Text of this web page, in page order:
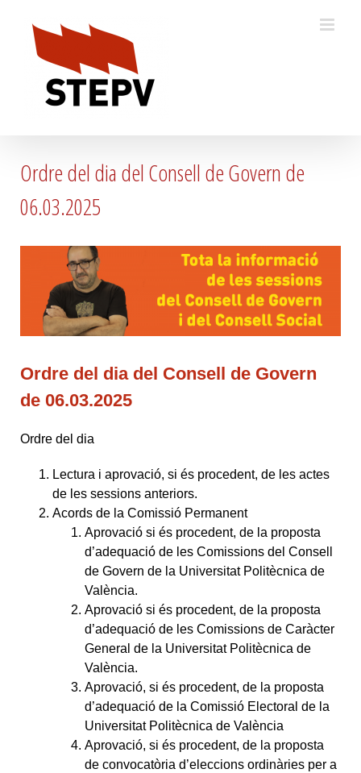
content
Ordre del dia del Consell de Govern de
06.03.2025
Ordre del dia del Consell de Govern
de 06.03.2025
Ordre del dia
Lectura i aprovació, si és procedent, de les actes
de les sessions anteriors.
Acords de la Comissió Permanent
Aprovació si és procedent, de la proposta
d’adequació de les Comissions del Consell
de Govern de la Universitat Politècnica de
València.
Aprovació si és procedent, de la proposta
d’adequació de les Comissions de Caràcter
General de la Universitat Politècnica de
València.
Aprovació, si és procedent, de la proposta
d’adequació de la Comissió Electoral de la
Universitat Politècnica de València
Aprovació, si és procedent, de la proposta
de convocatòria d’eleccions ordinàries per a